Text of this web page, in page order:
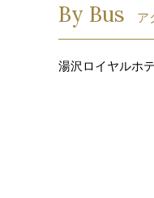
By Bus ア
湯沢ロイヤルホ